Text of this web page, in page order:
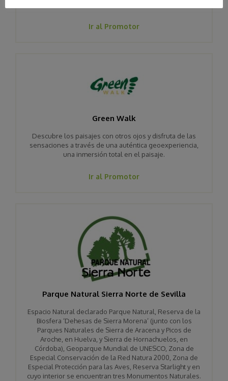
Ir al Promotor
Green Walk
Descubre los paisajes con otros ojos y disfruta de las
sensaciones a través de una auténtica geoexperiencia,
una inmersión total en el paisaje.
Ir al Promotor
Parque Natural Sierra Norte de Sevilla
Espacio Natural declarado Parque Natural, Reserva de la
Biosfera ‘Dehesas de Sierra Morena’ (junto con los
Parques Naturales de Sierra de Aracena y Picos de
Aroche, en Huelva, y Sierra de Hornachuelos, en
Córdoba), Geoparque Mundial de UNESCO, Zona de
Especial Conservación de la Red Natura 2000, Zona de
Especial Protección para las Aves, Reserva Starlight y en
cuyo interior se encuentran tres Monumentos Naturales.